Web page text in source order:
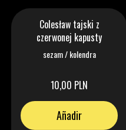
Colesław tajski z
czerwonej kapusty
sezam / kolendra
10,00 PLN
Añadir